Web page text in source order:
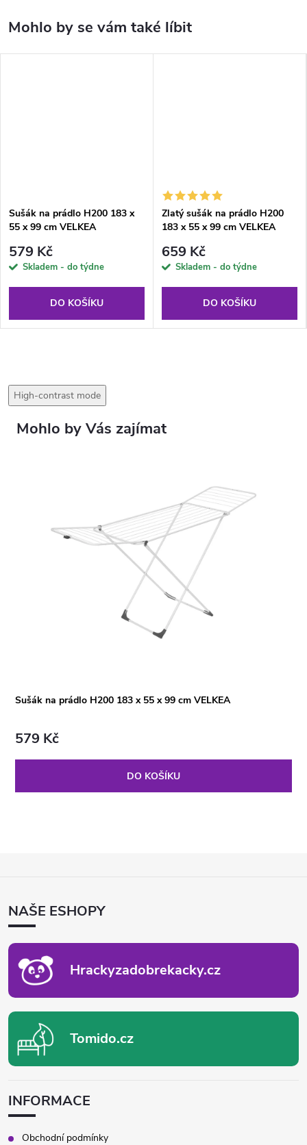
Sušák na prádlo H200 183 x
55 x 99 cm VELKEA
579 Kč
Skladem - do týdne
DO KOŠÍKU
Zlatý sušák na prádlo H200
183 x 55 x 99 cm VELKEA
659 Kč
Skladem - do týdne
DO KOŠÍKU
High-contrast mode
Sušák na prádlo H200 183 x 55 x 99 cm VELKEA
579 Kč
DO KOŠÍKU
ANAŠE ESHOPY
Hrackyzadobrekacky.cz
Tomido.cz
INFORMACE
Obchodní podmínky